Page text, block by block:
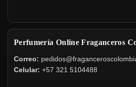
Perfumería Online Fraganceros
Correo:
Celular: +57 321 5104488